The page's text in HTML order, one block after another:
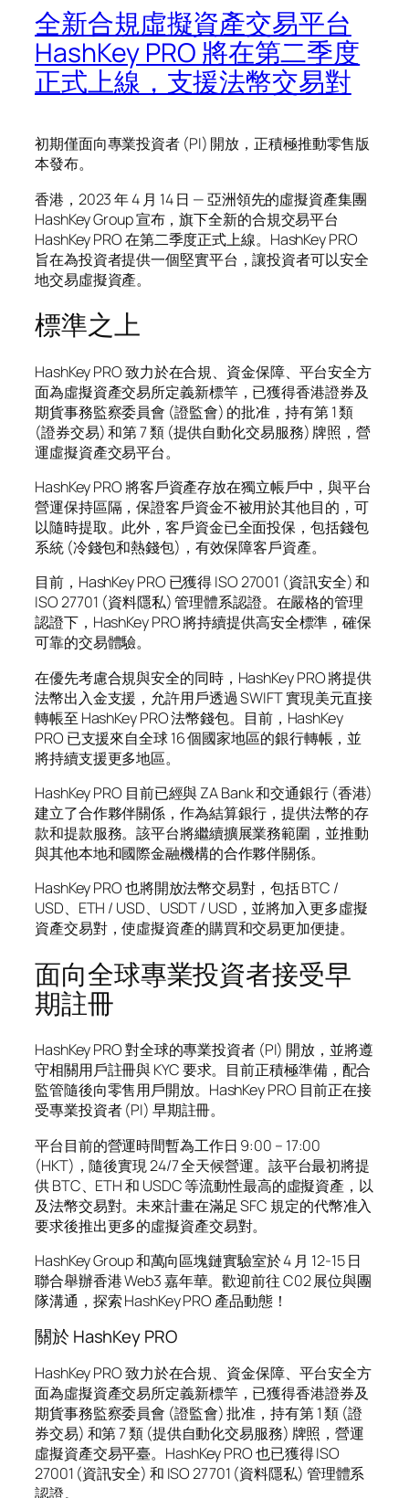
全新合規虛擬資產交易平台
HashKey PRO 將在第二季度
正式上線，支援法幣交易對
初期僅面向專業投資者 (PI) 開放，正積極推動零售版
本發布。
香港，2023 年 4 月 14 日 — 亞洲領先的虛擬資產集團
HashKey Group 宣布，旗下全新的合規交易平台
HashKey PRO 在第二季度正式上線。HashKey PRO
旨在為投資者提供一個堅實平台，讓投資者可以安全
地交易虛擬資產。
標準之上
HashKey PRO 致力於在合規、資金保障、平台安全方
面為虛擬資產交易所定義新標竿，已獲得香港證券及
期貨事務監察委員會 (證監會) 的批准，持有第 1 類
(證券交易) 和第 7 類 (提供自動化交易服務) 牌照，營
運虛擬資產交易平台。
HashKey PRO 將客戶資產存放在獨立帳戶中，與平台
營運保持區隔，保證客戶資金不被用於其他目的，可
以隨時提取。此外，客戶資金已全面投保，包括錢包
系統 (冷錢包和熱錢包)，有效保障客戶資產。
目前，HashKey PRO 已獲得 ISO 27001 (資訊安全) 和
ISO 27701 (資料隱私) 管理體系認證。在嚴格的管理
認證下，HashKey PRO 將持續提供高安全標準，確保
可靠的交易體驗。
在優先考慮合規與安全的同時，HashKey PRO 將提供
法幣出入金支援，允許用戶透過 SWIFT 實現美元直接
轉帳至 HashKey PRO 法幣錢包。目前，HashKey
PRO 已支援來自全球 16 個國家地區的銀行轉帳，並
將持續支援更多地區。
HashKey PRO 目前已經與 ZA Bank 和交通銀行 (香港)
建立了合作夥伴關係，作為結算銀行，提供法幣的存
款和提款服務。該平台將繼續擴展業務範圍，並推動
與其他本地和國際金融機構的合作夥伴關係。
HashKey PRO 也將開放法幣交易對，包括 BTC /
USD、ETH / USD、USDT / USD，並將加入更多虛擬
資產交易對，使虛擬資產的購買和交易更加便捷。
面向全球專業投資者接受早
期註冊
HashKey PRO 對全球的專業投資者 (PI) 開放，並將遵
守相關用戶註冊與 KYC 要求。目前正積極準備，配合
監管隨後向零售用戶開放。HashKey PRO 目前正在接
受專業投資者 (PI) 早期註冊。
平台目前的營運時間暫為工作日 9:00 – 17:00
(HKT)，隨後實現 24/7 全天候營運。該平台最初將提
供 BTC、ETH 和 USDC 等流動性最高的虛擬資產，以
及法幣交易對。未來計畫在滿足 SFC 規定的代幣准入
要求後推出更多的虛擬資產交易對。
HashKey Group 和萬向區塊鏈實驗室於 4 月 12-15 日
聯合舉辦香港 Web3 嘉年華。歡迎前往 C02 展位與團
隊溝通，探索 HashKey PRO 產品動態！
關於 HashKey PRO
HashKey PRO 致力於在合規、資金保障、平台安全方
面為虛擬資產交易所定義新標竿，已獲得香港證券及
期貨事務監察委員會 (證監會) 批准，持有第 1 類 (證
券交易) 和第 7 類 (提供自動化交易服務) 牌照，營運
虛擬資產交易平臺。HashKey PRO 也已獲得 ISO
27001 (資訊安全) 和 ISO 27701 (資料隱私) 管理體系
認證。